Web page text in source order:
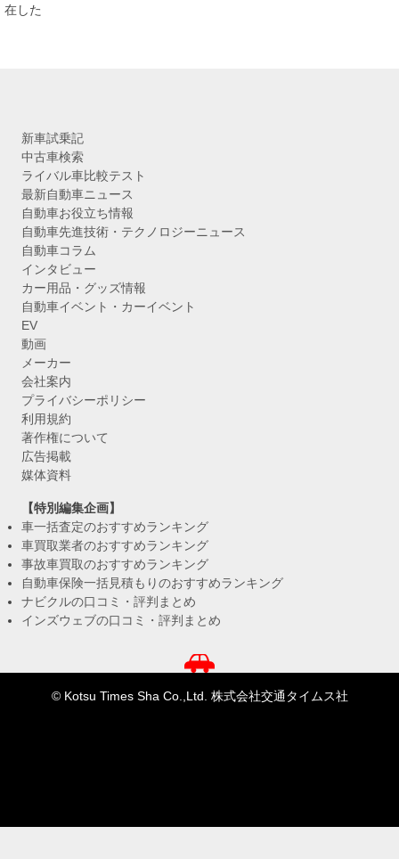
在した
新車試乗記
中古車検索
ライバル車比較テスト
最新自動車ニュース
自動車お役立ち情報
自動車先進技術・テクノロジーニュース
自動車コラム
インタビュー
カー用品・グッズ情報
自動車イベント・カーイベント
EV
動画
メーカー
会社案内
プライバシーポリシー
利用規約
著作権について
広告掲載
媒体資料
【特別編集企画】
車一括査定のおすすめランキング
車買取業者のおすすめランキング
事故車買取のおすすめランキング
自動車保険一括見積もりのおすすめランキング
ナビクルの口コミ・評判まとめ
インズウェブの口コミ・評判まとめ
© Kotsu Times Sha Co.,Ltd. 株式会社交通タイムス社